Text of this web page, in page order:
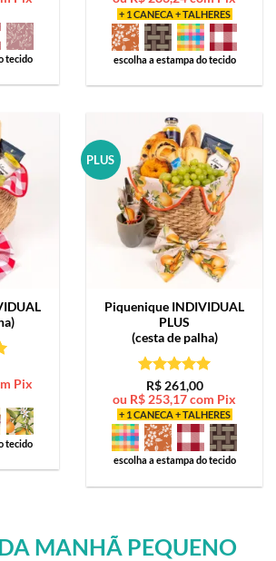
tecido
+ 1 CANECA + TALHERES
escolha a estampa do tecido
Pix
tecido
PLUS
Piquenique INDIVIDUAL
PLUS
(cesta de palha)
Avaliação5
de 5
R$261,00
ou R$ 253,17com Pix
+ 1 CANECA + TALHERES
escolha a estampa do tecido
MANHÃ PEQUENO